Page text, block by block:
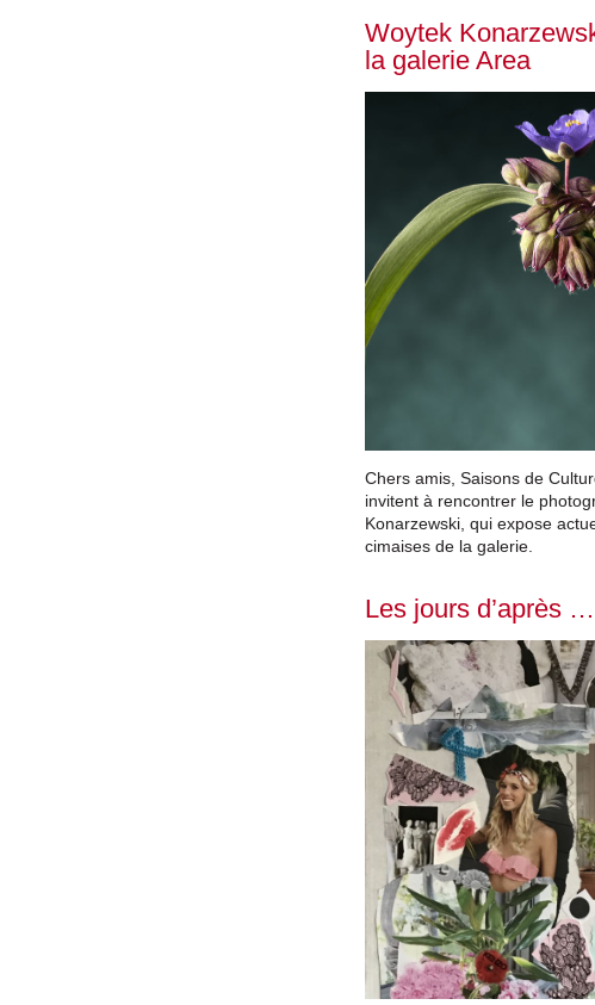
Woytek
la galerie Area
Chers amis, Saisons de
invitent à rencontrer le
Konarzewski, qui expose
cimaises de la galerie.
Les jours d’après …